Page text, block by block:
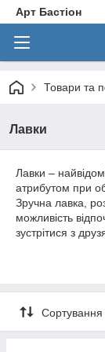
Арт Бастіон
Товари та
Лавки
Лавки –
атрибутом при
Зручна лавка,
можливість
зустрітися з
вони можуть
виглядають, як
в природний
Сортування